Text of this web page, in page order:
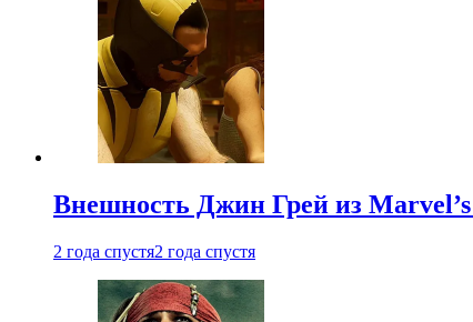
Внешность Джин Грей из
2 года спустя2 года спустя